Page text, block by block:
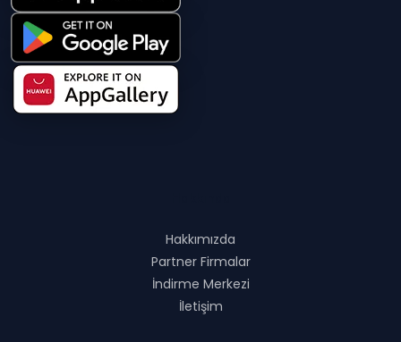
Hakkımızda
Partner Firmalar
İndirme Merkezi
İletişim